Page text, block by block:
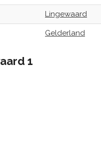
Lingewaard
Gelderland
1